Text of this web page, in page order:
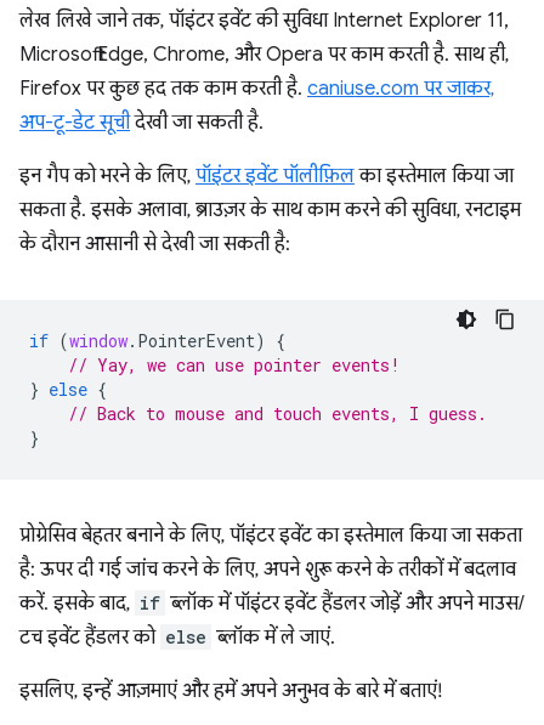
लेख लिखे जाने तक, पॉइंटर इवेंट की सुविधा Internet Explorer 11,
Microsoft Edge, Chrome, और Opera पर काम करती है. साथ ही,
Firefox पर कुछ हद तक काम करती है. caniuse.com पर जाकर,
अप-टू-डेट सूचीदेखी जा सकती है.
इन गैप को भरने के लिए, पॉइंटर इवेंट पॉलीफ़िलका इस्तेमाल किया जा
सकता है. इसके अलावा, ब्राउज़र के साथ काम करने की सुविधा, रनटाइम
के दौरान आसानी से देखी जा सकती है:
if (window. PointerEvent)
{
// Yay, we can use pointer events!
} else {
// Back to mouse and touch events, I guess.
}
प्रोग्रेसिव बेहतर बनाने के लिए, पॉइंटर इवेंट का इस्तेमाल किया जा सकता
है: ऊपर दी गई जांच करने के लिए, अपने शुरू करने के तरीकों में बदलाव
करें. इसके बाद, if ब्लॉक में पॉइंटर इवेंट हैंडलर जोड़ें और अपने माउस/
टच इवेंट हैंडलर को else ब्लॉक में ले जाएं.
इसलिए, इन्हें आज़माएं और हमें अपने अनुभव के बारे में बताएं!